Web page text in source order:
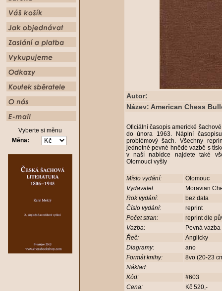
Vyberte si měnu
Měna:
Autor:
Název: American Chess
Oficiální časopis americké
do února 1963. Náplní
problémový šach. Všechny
jednotné pevné hnědé vazbě s
v naší nabídce najdete také
Olomouci vyšly
Místo vydání:
Olomouc
Vydavatel:
Moravian
Rok vydání:
bez data
Číslo vydání:
reprint
Počet stran:
reprint dle
Vazba:
Pevná vazba
Řeč:
Anglicky
Diagramy:
ano
Formát knihy:
8vo (20-23
Náklad:
Kód:
#603
Cena:
Kč 520,-